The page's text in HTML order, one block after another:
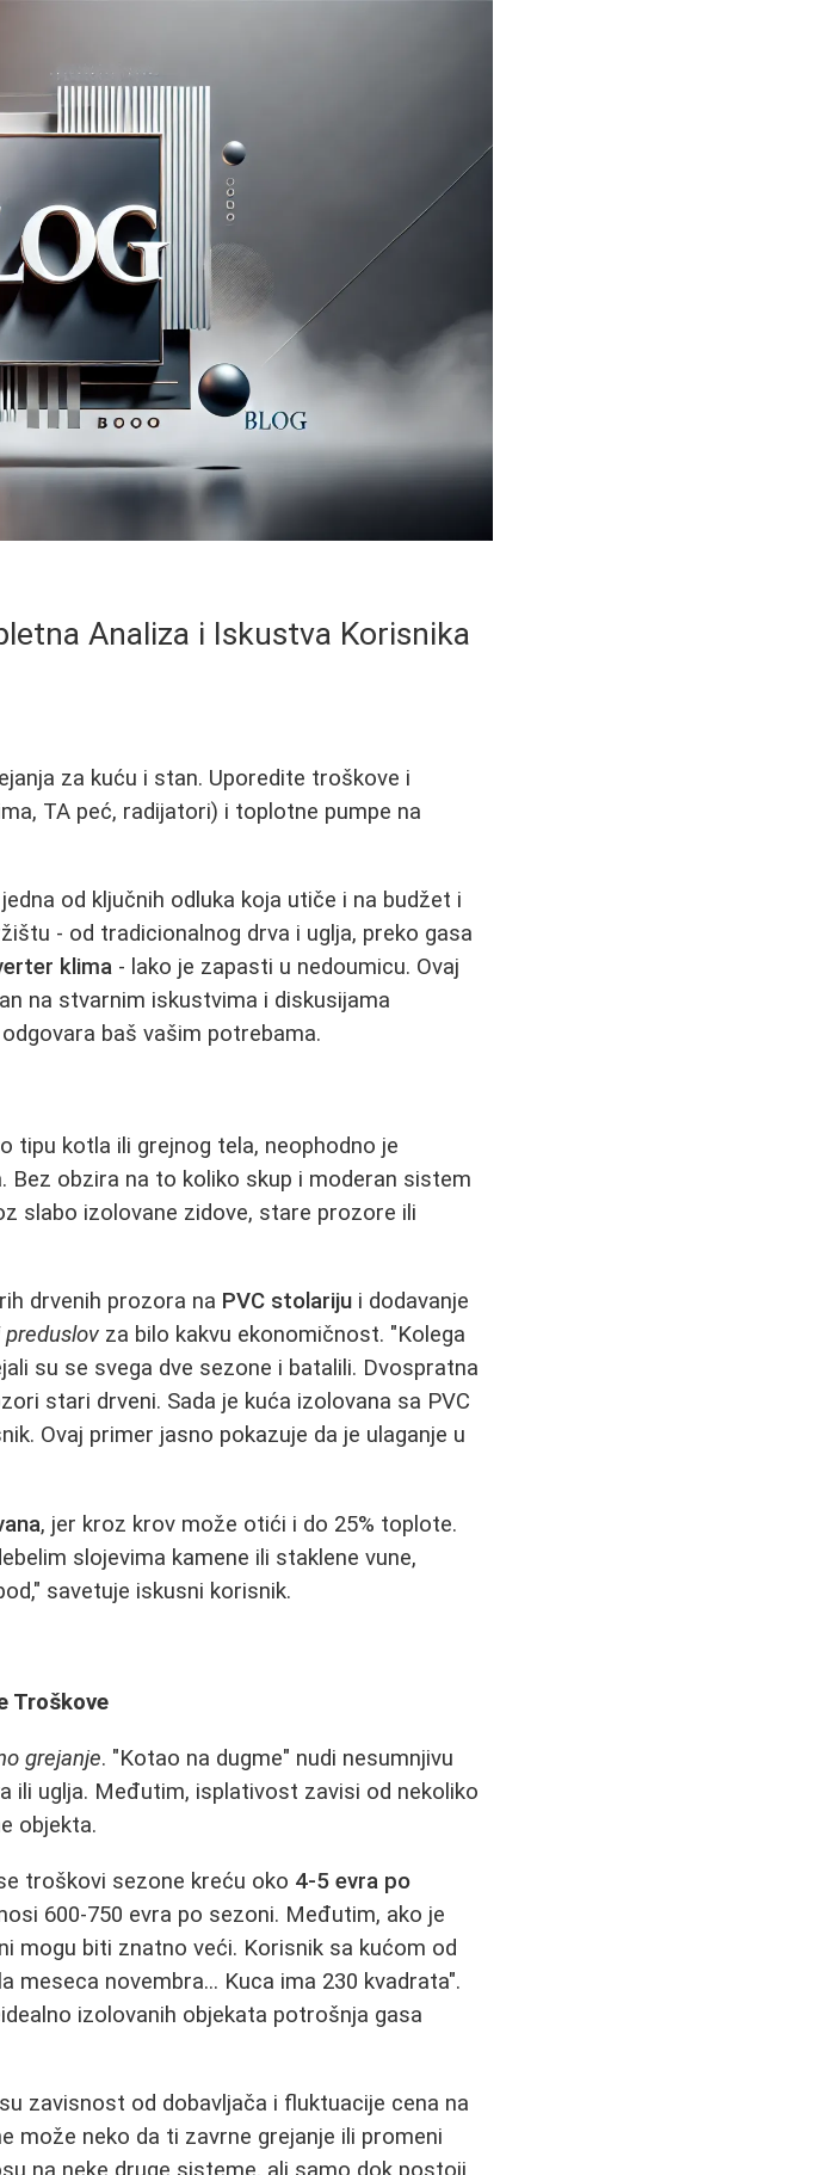
Analiza i Iskustva Korisnika
za kuću i stan. Uporedite troškove i
TA peć, radijatori) i toplotne pumpe na
od ključnih odluka koja utiče i na budžet i
- od tradicionalnog drva i uglja, preko gasa
klima - lako je zapasti u nedoumicu. Ovaj
na stvarnim iskustvima i diskusijama
baš vašim potrebama.
tipu kotla ili grejnog tela, neophodno je
Bez obzira na to koliko skup i moderan sistem
slabo izolovane zidove, stare prozore ili
drvenih prozora na PVC stolariju i dodavanje
preduslov za bilo kakvu ekonomičnost. "Kolega
su se svega dve sezone i batalili. Dvospratna
stari drveni. Sada je kuća izolovana sa PVC
Ovaj primer jasno pokazuje da je ulaganje u
, jer kroz krov može otići i do 25% toplote.
slojevima kamene ili staklene vune,
savetuje iskusni korisnik.
Troškove
grejanje. "Kotao na dugme" nudi nesumnjivu
ili uglja. Međutim, isplativost zavisi od nekoliko
objekta.
troškovi sezone kreću oko 4-5 evra po
600-750 evra po sezoni. Međutim, ako je
mogu biti znatno veći. Korisnik sa kućom od
meseca novembra... Kuca ima 230 kvadrata".
izolovanih objekata potrošnja gasa
zavisnost od dobavljača i fluktuacije cena na
može neko da ti zavrne grejanje ili promeni